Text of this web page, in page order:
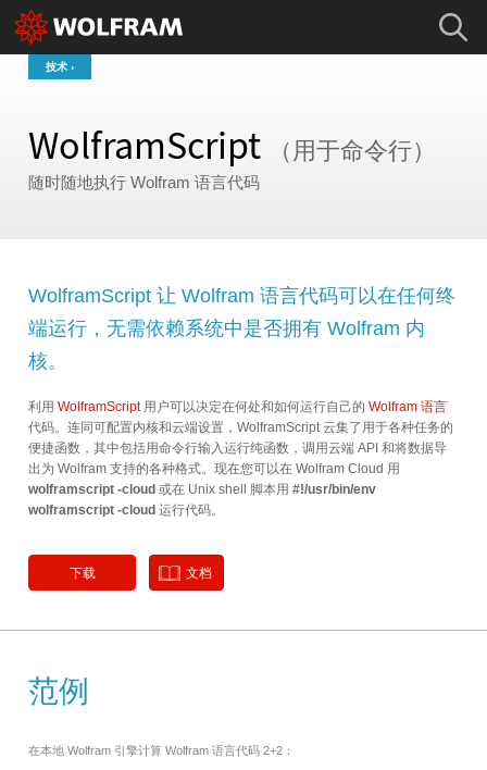
技术
WolframScript （用于命令行）
随时随地执行 Wolfram 语言代码
WolframScript 让 Wolfram 语言代码可以在任何终
端运行，无需依赖系统中是否拥有 Wolfram 内
核。
利用 WolframScript用户可以决定在何处和如何运行自己的 Wolfram 语言
代码。连同可配置内核和云端设置，WolframScript 云集了用于各种任务的
便捷函数，其中包括用命令行输入运行纯函数，调用云端 API 和将数据导
出为 Wolfram 支持的各种格式。现在您可以在 Wolfram Cloud 用
wolframscript -cloud 或在 Unix shell 脚本用 #!/usr/bin/env
wolframscript -cloud 运行代码。
下载 文档
范例
在本地 Wolfram 引擎计算 Wolfram 语言代码 2+2：